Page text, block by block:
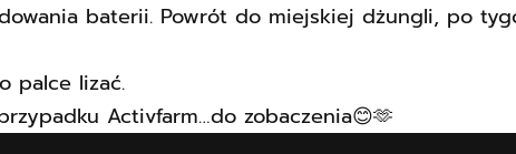
baterii. Powrót do miejskiej dżungli, po
palce lizać.
Activfarm…do zobaczenia😊🫶